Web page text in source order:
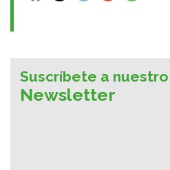
Suscríbete a nuestro
Newsletter